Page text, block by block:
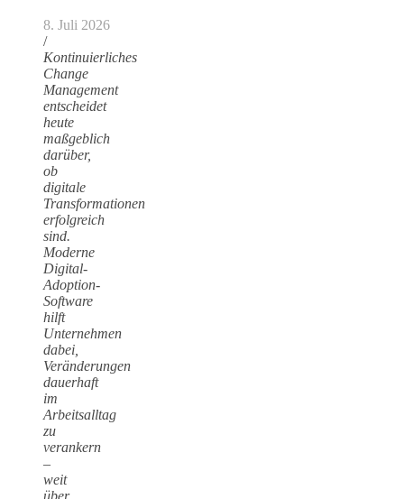
8. Juli 2026
/
Kontinuierliches
Change
Management
entscheidet
heute
maßgeblich
darüber,
ob
digitale
Transformationen
erfolgreich
sind.
Moderne
Digital-
Adoption-
Software
hilft
Unternehmen
dabei,
Veränderungen
dauerhaft
im
Arbeitsalltag
zu
verankern
–
weit